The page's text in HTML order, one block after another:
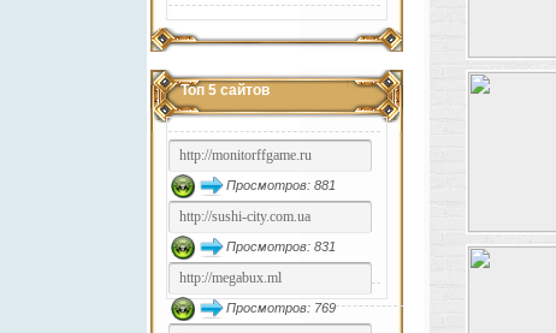
Топ 5 сайтов
Просмотров: 881
Просмотров: 831
Просмотров: 769